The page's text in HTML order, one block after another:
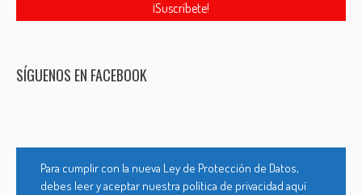
SÍGUENOS EN FACEBOOK
Para cumplir con la nueva Ley de Protección de Datos,
debes leer y aceptar nuestra política de privacidad aquí